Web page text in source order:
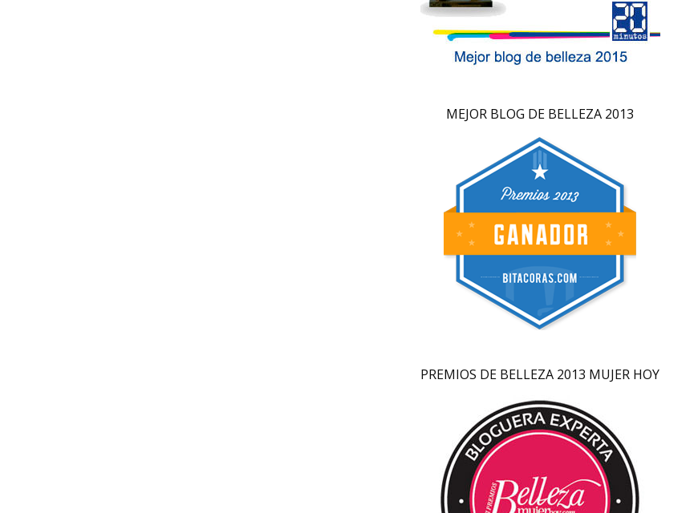
MEJOR BLOG DE BELLEZA 2013
PREMIOS DE BELLEZA 2013 MUJER HOY